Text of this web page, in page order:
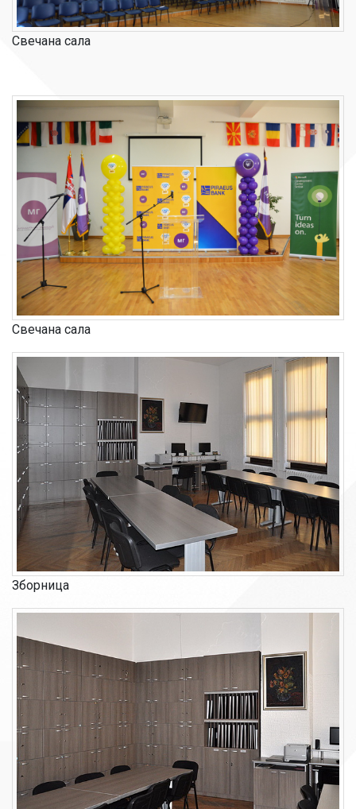
Свечана сала
Свечана сала
Зборница